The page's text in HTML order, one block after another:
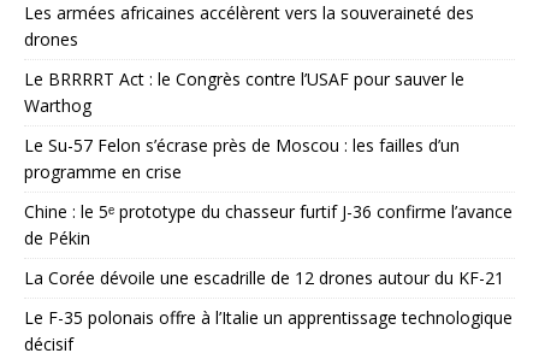
Les armées africaines accélèrent vers la souveraineté des
drones
Le BRRRRT Act : le Congrès contre l’USAF pour sauver le
Warthog
Le Su-57 Felon s’écrase près de Moscou : les failles d’un
programme en crise
Chine : le 5ᵉ prototype du chasseur furtif J-36 confirme l’avance
de Pékin
La Corée dévoile une escadrille de 12 drones autour du KF-21
Le F-35 polonais offre à l’Italie un apprentissage technologique
décisif